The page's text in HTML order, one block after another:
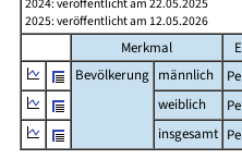
2025: veröffentlicht am 12.05.2026
Merkmal
Bevölkerung männlich
weiblich
insgesamt